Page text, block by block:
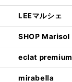
LEEマルシェ
SHOP Marisol
eclat premium
mirabella